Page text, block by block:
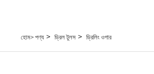
হোম>পণ্য> ড্রিল টুলস> ড্রিলিং ওগার